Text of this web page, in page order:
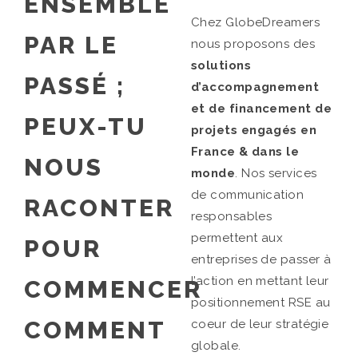
PAR LE
PASSÉ ;
PEUX-TU
NOUS
RACONTER
POUR
COMMENCER
COMMENT
Chez GlobeDreamers
nous proposons des
solutions
d’accompagnement
et de financement de
projets engagés en
France & dans le
monde. Nos services
de communication
responsables
permettent aux
entreprises de passer à
l’action en mettant leur
positionnement RSE au
coeur de leur stratégie
globale.